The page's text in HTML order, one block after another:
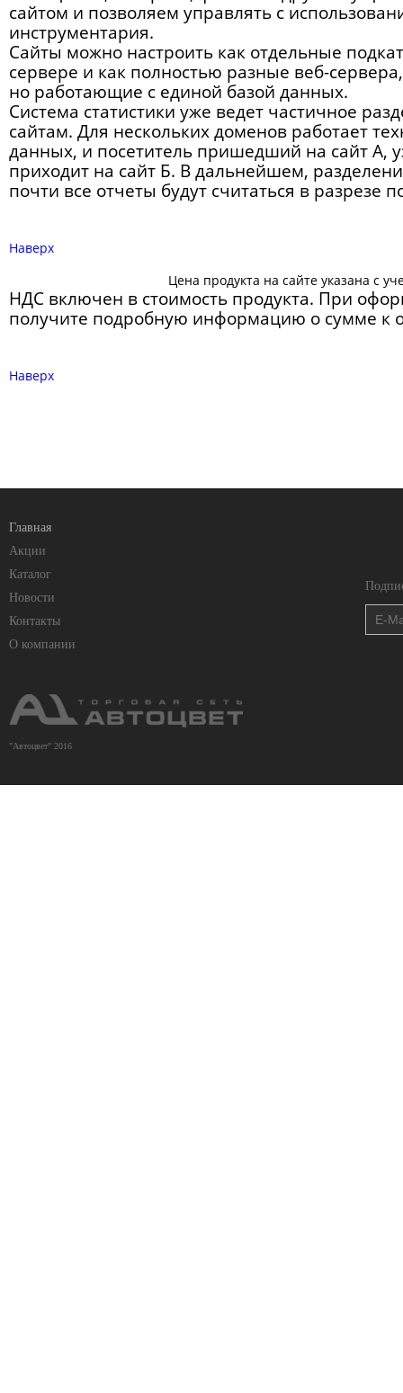
сайтом и позволяем управлять с
инструментария.
Сайты можно настроить как отдельные
сервере и как полностью разные веб-
но работающие с единой базой данных.
Система статистики уже ведет частичное
сайтам. Для нескольких доменов работает
данных, и посетитель пришедший на сайт А,
приходит на сайт Б. В дальнейшем,
почти все отчеты будут считаться в разрезе
Наверх
Цена продукта на сайте указана с
НДС включен в стоимость продукта. При
получите подробную информацию о сумме к
Наверх
Главная
Акции
Каталог
Новости
Контакты
О компании
"Автоцвет" 2016